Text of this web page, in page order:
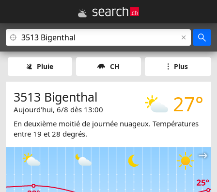
Pluie CH Plus
27°
3513 Bigenthal
Aujourd'hui, 6/8 dès 13:00
En deuxième moitié de journée nuageux. Températures
entre 19 et 28 degrés.